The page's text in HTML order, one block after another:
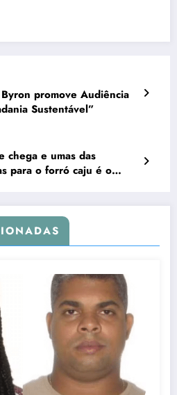
promove Audiência
Sustentável”
chega e umas das
para o forró caju é o